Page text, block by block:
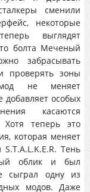
сменили
некоторые
выглядят
болта Меченый
забрасывать
проверять зоны
не меняет
особых
касаются
теперь это
которая меняет
Тень
облик и был
сыграл одну из
модов. Даже